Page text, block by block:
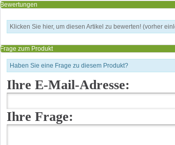
Bewertungen
Klicken Sie hier, um diesen Artikel zu bewerten! (vorher
Frage zum Produkt
Haben Sie eine Frage zu diesem Produkt?
Ihre E-Mail-Adresse:
Ihre Frage: